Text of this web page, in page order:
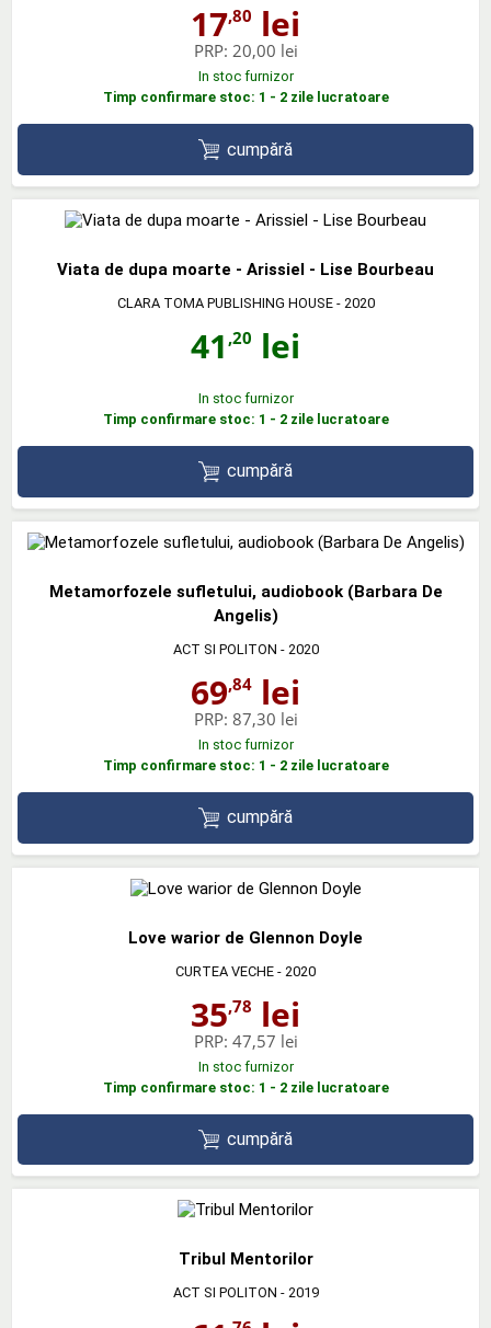
17,80 lei
PRP: 20,00 lei
In stoc furnizor
Timp confirmare stoc: 1 - 2 zile lucratoare
cumpără
Viata de dupa moarte - Arissiel - Lise Bourbeau
CLARA TOMA PUBLISHING HOUSE- 2020
41 ,20 lei
In stoc furnizor
Timp confirmare stoc: 1 - 2 zile lucratoare
cumpără
Metamorfozele sufletului, audiobook (Barbara De
Angelis)
ACT SI POLITON - 2020
69,84 lei
PRP: 87,30 lei
In stoc furnizor
Timp confirmare stoc: 1 - 2 zile lucratoare
cumpără
Love warior de Glennon Doyle
CURTEA VECHE - 2020
35,78 lei
PRP: 47,57 lei
In stoc furnizor
Timp confirmare stoc: 1 - 2 zile lucratoare
cumpără
Tribul Mentorilor
ACT SI POLITON - 2019